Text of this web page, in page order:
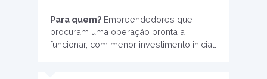
Para quem? Empreendedores que
procuram uma operação pronta a
funcionar, com menor investimento inicial.